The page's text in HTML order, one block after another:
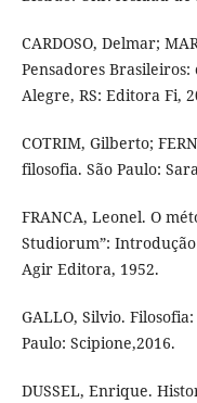
CARDOSO, Delmar;
Pensadores
Alegre, RS: Editora Fi,
COTRIM, Gilberto;
filosofia. São Paulo:
FRANCA, Leonel. O
Studiorum”:
Agir Editora, 1952.
GALLO, Silvio.
Paulo: Scipione,2016.
DUSSEL, Enrique.